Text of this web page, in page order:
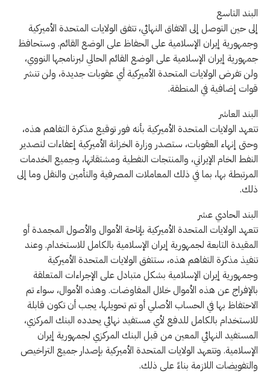
البند التاسع
إلى حين التوصل إلى الاتفاق النهائي، تتفق الولايات المتحدة الأميركية
وجمهورية إيران الإسلامية على الحفاظ على الوضع القائم. وستحافظ
جمهورية إيران الإسلامية على الوضع القائم الحالي لبرنامجها النووي،
ولن تفرض الولايات المتحدة الأميركية أي عقوبات جديدة، ولن تنشر
قوات إضافية في المنطقة.
البند العاشر
تتعهد الولايات المتحدة الأميركية بأنه فور توقيع مذكرة التفاهم هذه،
وحتى إنهاء العقوبات، ستصدر وزارة الخزانة الأميركية إعفاءات لتصدير
النفط الخام الإيراني، والمنتجات النفطية ومشتقاتها، وجميع الخدمات
المرتبطة بها، بما في ذلك المعاملات المصرفية والتأمين والنقل وما إلى
ذلك.
البند الحادي عشر
تتعهد الولايات المتحدة الأميركية بإتاحة الأموال والأصول المجمدة أو
المقيدة التابعة لجمهورية إيران الإسلامية بالكامل للاستخدام. وعند
تنفيذ مذكرة التفاهم هذه، ستتفق الولايات المتحدة الأميركية
وجمهورية إيران الإسلامية بشكل متبادل على الإجراءات المتعلقة
بالإفراج عن هذه الأموال خلال المفاوضات. وهذه الأموال، سواء تم
الاحتفاظ بها في الحساب الأصلي أو تم تحويلها، يجب أن تكون قابلة
للاستخدام بالكامل للدفع لأي مستفيد نهائي يحدده البنك المركزي،
المستفيد النهائي المعين من قبل البنك المركزي لجمهورية إيران
الإسلامية. وتتعهد الولايات المتحدة الأميركية بإصدار جميع التراخيص
والتفويضات اللازمة بناءً على ذلك.